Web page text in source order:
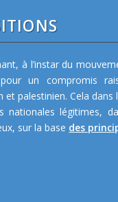
à l’instar du
un compromis
et palestinien. Cela
nationales légitimes,
sur la base des